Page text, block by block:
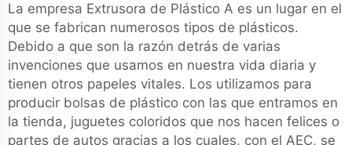
La empresa Extrusora de Plástico A es un lugar en el
que se fabrican numerosos tipos de plásticos.
Debido a que son la razón detrás de varias
invenciones que usamos en nuestra vida diaria y
tienen otros papeles vitales. Los utilizamos para
producir bolsas de plástico con las que entramos en
la tienda, juguetes coloridos que nos hacen felices o
partes de autos gracias a los cuales, con el AEC, se